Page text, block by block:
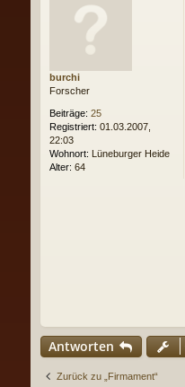
burchi
Forscher
Beiträge: 25
Registriert: 01.03.2007,
22:03
Wohnort: Lüneburger Heide
Alter: 64
Antworten
Zurück zu „Firmament“